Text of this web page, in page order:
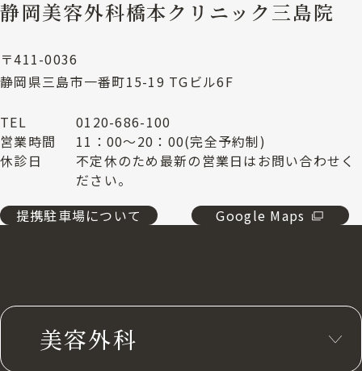
静岡美容外科橋本クリニック三島院
〒411-0036
静岡県三島市一番町15-19 TGビル6F
TEL
0120-686-100
営業時間
11：00～20：00(完全予約制)
休診日
不定休のため最新の営業日はお問い合わせく
ださい。
提携駐車場について
Google Maps
美容外科